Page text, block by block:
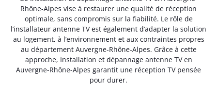
Rhône-Alpes vise à restaurer une qualité de réception
optimale, sans compromis sur la fiabilité. Le rôle de
l’installateur antenne TV est également d’adapter la solution
au logement, à l’environnement et aux contraintes propres
au département Auvergne-Rhône-Alpes. Grâce à cette
approche, Installation et dépannage antenne TV en
Auvergne-Rhône-Alpes garantit une réception TV pensée
pour durer.